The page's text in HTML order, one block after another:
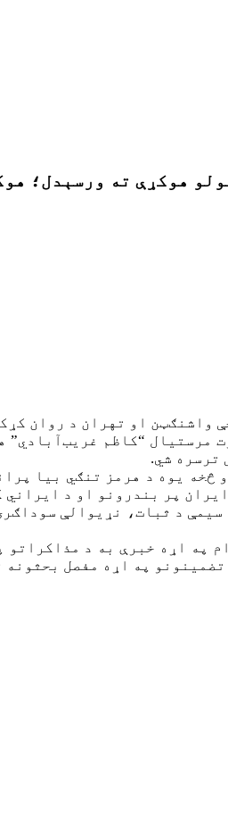
هوکړې ته ورسېدل؛
واشنګټن او تهران د روان
مرستیال “کاظم
ترسره شي.
څخه یوه د هرمز تنګي بیا
پر بندرونو او د
د ثبات، نړیوالې
په اړه خبرې به د
په اړه مفصل بحثونه